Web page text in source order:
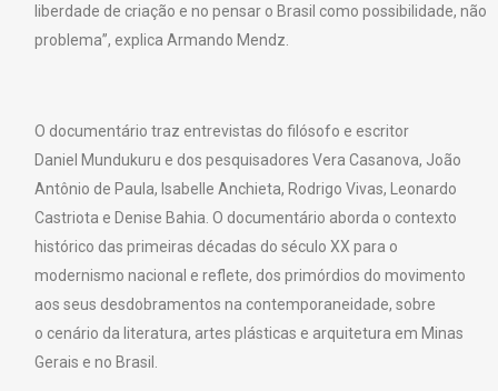
liberdade de criação e no pensar o Brasil como possibilidade, não
problema”, explica Armando Mendz.
O documentário traz entrevistas do filósofo e escritor
Daniel Mundukuru e dos pesquisadores Vera Casanova, João
Antônio de Paula, Isabelle Anchieta, Rodrigo Vivas, Leonardo
Castriota e Denise Bahia. O documentário aborda o contexto
histórico das primeiras décadas do século XX para o
modernismo nacional e reflete, dos primórdios do movimento
aos seus desdobramentos na contemporaneidade, sobre
o cenário da literatura, artes plásticas e arquitetura em Minas
Gerais e no Brasil.